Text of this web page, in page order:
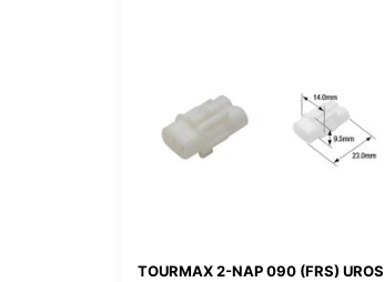
TOURMAX 2-NAP 090 (FRS) UROS